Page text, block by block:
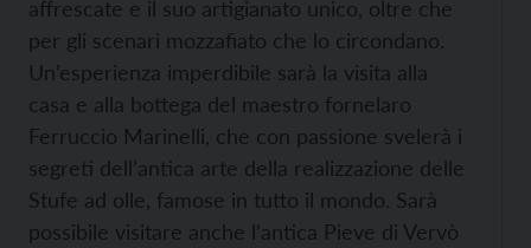
affrescate e il suo artigianato unico, oltre che
per gli scenari mozzafiato che lo circondano.
Un’esperienza imperdibile sarà la visita alla
casa e alla bottega del maestro fornelaro
Ferruccio Marinelli, che con passione svelerà i
segreti dell’antica arte della realizzazione delle
Stufe ad olle, famose in tutto il mondo. Sarà
possibile visitare anche l’antica Pieve di Vervò